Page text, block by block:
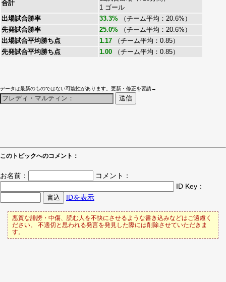
合計
1 ゴール
出場試合勝率
33.3% （チーム平均：20.6%）
先発試合勝率
25.0% （チーム平均：20.6%）
出場試合平均勝ち点
1.17 （チーム平均：0.85）
先発試合平均勝ち点
1.00 （チーム平均：0.85）
データは最新のものではない可能性があります。更新・修正を要請→
このトピックへのコメント：
お名前：
コメント：
ID Key：
IDを表示
悪質な誹謗・中傷、読む人を不快にさせるような書き込みなどはご遠慮く
ださい。 不適切と思われる発言を発見した際には削除させていただきま
す。